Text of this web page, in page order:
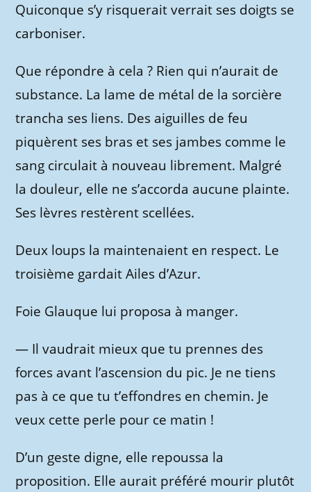
Quiconque s’y risquerait verrait ses doigts se
carboniser.
Que répondre à cela ? Rien qui n’aurait de
substance. La lame de métal de la sorcière
trancha ses liens. Des aiguilles de feu
piquèrent ses bras et ses jambes comme le
sang circulait à nouveau librement. Malgré
la douleur, elle ne s’accorda aucune plainte.
Ses lèvres restèrent scellées.
Deux loups la maintenaient en respect. Le
troisième gardait Ailes d’Azur.
Foie Glauque lui proposa à manger.
— Il vaudrait mieux que tu prennes des
forces avant l’ascension du pic. Je ne tiens
pas à ce que tu t’effondres en chemin. Je
veux cette perle pour ce matin !
D’un geste digne, elle repoussa la
proposition. Elle aurait préféré mourir plutôt